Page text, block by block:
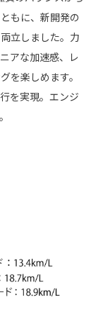
もに、新開発の
立しました。力
アな加速感、レ
を楽しめます。
を実現。エンジ